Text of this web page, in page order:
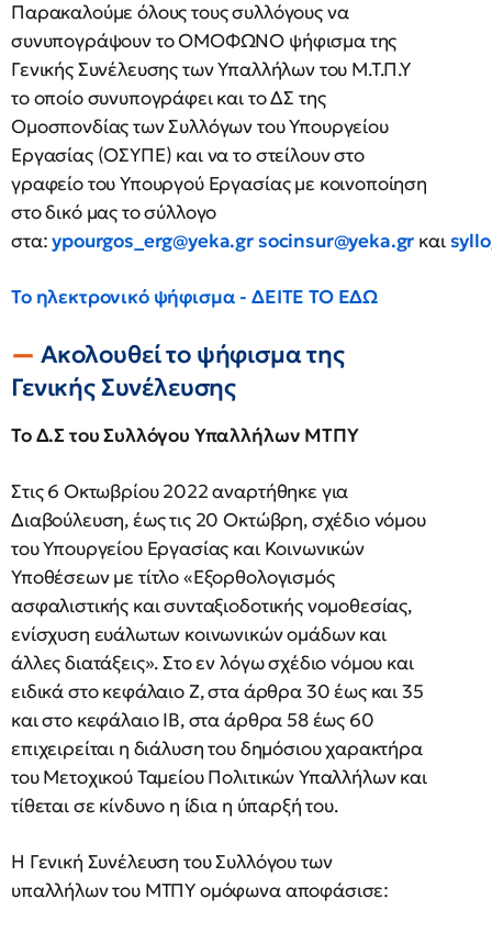
Παρακαλούμε όλους τους συλλόγους να
συνυπογράψουν το ΟΜΟΦΩΝΟ ψήφισμα της
Γενικής Συνέλευσης των Υπαλλήλων του Μ.Τ.Π.Υ
το οποίο συνυπογράφει και το ΔΣ της
Ομοσπονδίας των Συλλόγων του Υπουργείου
Εργασίας (ΟΣΥΠΕ) και να το στείλουν στο
γραφείο του Υπουργού Εργασίας με κοινοποίηση
στο δικό μας το σύλλογο
στα:ypourgos_erg@yeka.grsocinsur@yeka.gr και
Το ηλεκτρονικό ψήφισμα - ΔΕΙΤΕ ΤΟ ΕΔΩ
Ακολουθεί το ψήφισμα της
Γενικής Συνέλευσης
Το Δ.Σ του Συλλόγου Υπαλλήλων ΜΤΠΥ
Στις 6 Οκτωβρίου 2022 αναρτήθηκε για
Διαβούλευση, έως τις 20 Οκτώβρη, σχέδιο νόμου
του Υπουργείου Εργασίας και Κοινωνικών
Υποθέσεων με τίτλο «Εξορθολογισμός
ασφαλιστικής και συνταξιοδοτικής νομοθεσίας,
ενίσχυση ευάλωτων κοινωνικών ομάδων και
άλλες διατάξεις». Στο εν λόγω σχέδιο νόμου και
ειδικά στο κεφάλαιο Ζ, στα άρθρα 30 έως και 35
και στο κεφάλαιο ΙΒ, στα άρθρα 58 έως 60
επιχειρείται η διάλυση του δημόσιου χαρακτήρα
του Μετοχικού Ταμείου Πολιτικών Υπαλλήλων και
τίθεται σε κίνδυνο η ίδια η ύπαρξή του.
Η Γενική Συνέλευση του Συλλόγου των
υπαλλήλων του ΜΤΠΥ ομόφωνα αποφάσισε: